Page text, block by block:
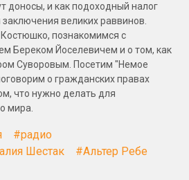
доносы, и как подоходный налог
великих раввинов.
познакомимся с
Береком Йоселевичем и о том, как
Суворовым. Посетим "Немое
о гражданских правах
что нужно делать для
мира.
#радио
Шестак
#Альтер Ребе